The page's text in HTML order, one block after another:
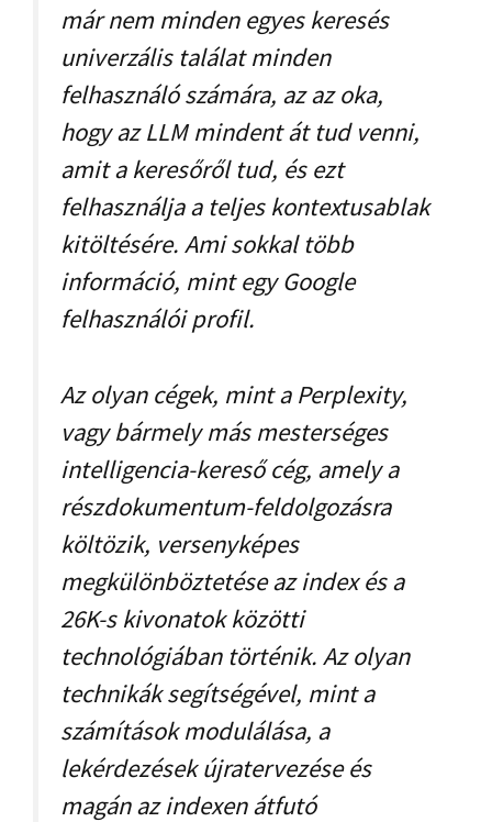
már nem minden egyes keresés
univerzális találat minden
felhasználó számára, az az oka,
hogy az LLM mindent át tud venni,
amit a keresőről tud, és ezt
felhasználja a teljes kontextusablak
kitöltésére. Ami sokkal több
információ, mint egy Google
felhasználói profil.
Az olyan cégek, mint a Perplexity,
vagy bármely más mesterséges
intelligencia-kereső cég, amely a
részdokumentum-feldolgozásra
költözik, versenyképes
megkülönböztetése az index és a
26K-s kivonatok közötti
technológiában történik. Az olyan
technikák segítségével, mint a
számítások modulálása, a
lekérdezések újratervezése és
magán az indexen átfutó